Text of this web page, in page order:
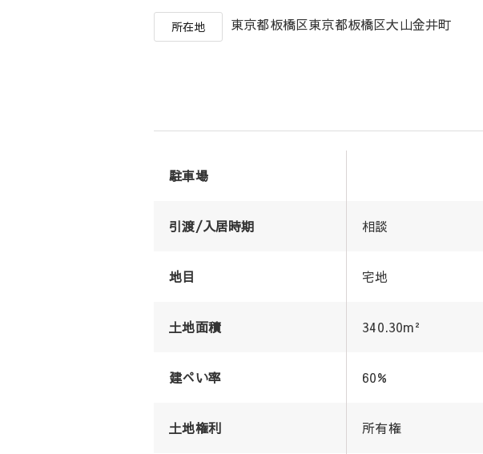
所在地 東京都板橋区東京都板橋区大山金井町
駐車場
引渡/入居時期 相談
地目 宅地
土地面積 340.30m²
建ぺい率 60%
土地権利 所有権